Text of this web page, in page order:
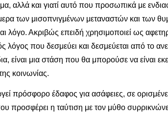
αλλά και γιατί αυτό που προσωπικά με
των μισοπνιγμένων μεταναστών και των
Ακριβώς επειδή χρησιμοποιεί ως
που δεσμεύει και δεσμεύεται από το
είναι μια στάση που θα μπορούσε να είναι
κοινωνίας.
πρόσφορο έδαφος για ασάφειες, σε
η ταύτιση με τον μύθο